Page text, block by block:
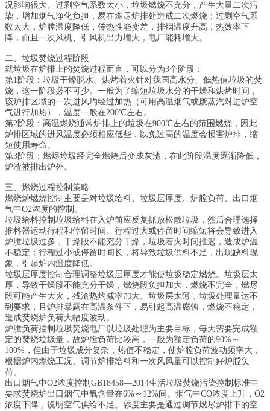
况影响很大。过剩空气系数太小，垃圾燃烧不充分，产生大量二次污
染，增加烟气净化负担，易在燃尽炉排处造成二次燃烧；过剩空气系
数太大，炉膛温度降低，传热性能变差，排烟温度升高，热效率下
降，而且一次风机、引风机出力增大，电厂能耗增大。
二、垃圾焚烧过程阶段
就垃圾在炉排上的焚烧过程而言，可以分为3个阶段：
第1阶段：垃圾干燥脱水、烘烤着火针对我国高水分、低热值垃圾的焚
烧，这一阶段必不可少。一般为了缩短垃圾水分的干燥和烘烤时间，
该炉排区域的一次进风均经过加热（可用高温烟气或废蒸汽对进炉空
气进行加热），温度一般在200℃左右。
第2阶段：高温燃烧通常炉排上的垃圾在900℃左右的范围燃烧，因此
炉排区域的进风温度必须相应低些，以免过高的温度会损害炉排，缩
短使用寿命。
第3阶段：燃烬垃圾经完全燃烧后变成灰渣，在此阶段温度逐渐降低，
炉渣被排出炉外。
三、燃烧过程控制策略
燃烧炉燃烧控制主要是对垃圾给料、垃圾层厚度、炉膛负荷、出口烟
气中O2浓度的控制。
垃圾给料控制垃圾给料在入炉前应反复抓放松散垃圾，然后合理选择
推料器运动行程和停留时间。行程过大或停留时间缩短将会导致进入
炉膛垃圾过多，干燥段不能充分干燥，垃圾着火时间推迟，造成炉温
不稳定；行程过小或停留时间长，将导致垃圾供料不足，出现缺料现
象，引起炉内温度降低。
垃圾层厚度控制合理调整垃圾层厚度才能使垃圾稳定燃烧。垃圾层太
厚，导致干燥段不能充分干燥，燃烧段负担加大，燃烧不完全，燃尽
段可能产生大火，残渣热灼减率加大。垃圾层太薄，垃圾处理量达不
到要求，且炉排暴露在高温条件下，易引起高温腐蚀，燃烧不稳定，
造成焚烧炉负荷大幅度波动。
炉膛负荷控制垃圾焚烧电厂以垃圾处理为主要目标，每天需要完成额
定的焚烧垃圾量，故炉膛负荷比较高，一般为额定负荷的90%～
100%，但由于垃圾成分复杂，热值不稳定，使炉膛负荷波动频率大，
根据炉内燃烧工况、调节炉排给料和一次风风量可以控制好炉膛负
荷。
出口烟气中O2浓度控制GB18458—2014生活垃圾焚烧污染控制标准中
要求焚烧炉出口烟气中氧含量在6%～12%间。烟气中CO浓度上升，O2
浓度下降，说明空气供给不足。舔度主要是通过调节燃尽炉排下的空